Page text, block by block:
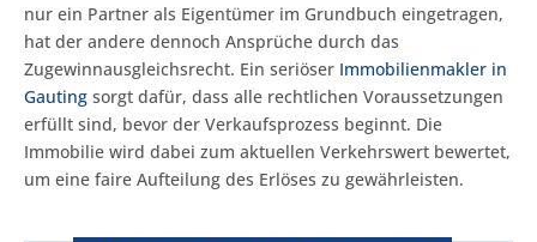
nur ein Partner als Eigentümer im Grundbuch eingetragen,
hat der andere dennoch Ansprüche durch das
Zugewinnausgleichsrecht. Ein seriöser Immobilienmakler in
Gauting sorgt dafür, dass alle rechtlichen Voraussetzungen
erfüllt sind, bevor der Verkaufsprozess beginnt. Die
Immobilie wird dabei zum aktuellen Verkehrswert bewertet,
um eine faire Aufteilung des Erlöses zu gewährleisten.